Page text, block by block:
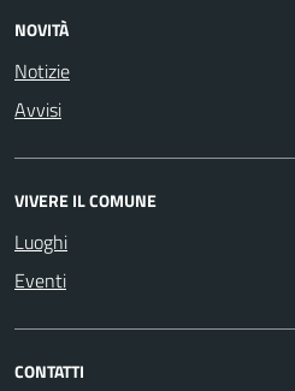
NOVITÀ
Notizie
Avvisi
VIVERE IL COMUNE
Luoghi
Eventi
CONTATTI